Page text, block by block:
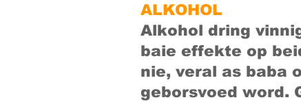
ALKOHOL
Alkohol dring
baie effekte op
nie, veral as baba
geborsvoed word.